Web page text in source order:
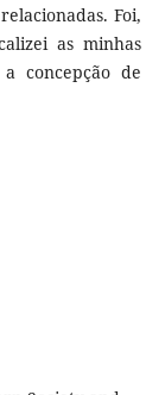
Foi,
as minhas
concepção de